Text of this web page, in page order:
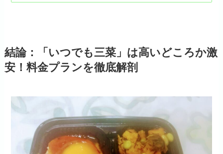
結論：「いつでも三菜」は高いどころか激
安！料金プランを徹底解剖